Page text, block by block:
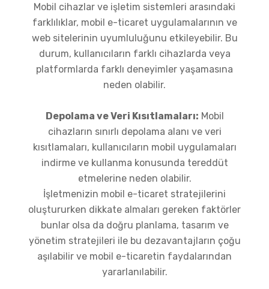
Mobil cihazlar ve işletim sistemleri arasındaki
farklılıklar, mobil e-ticaret uygulamalarının ve
web sitelerinin uyumluluğunu etkileyebilir. Bu
durum, kullanıcıların farklı cihazlarda veya
platformlarda farklı deneyimler yaşamasına
neden olabilir.
Depolama ve Veri Kısıtlamaları: Mobil
cihazların sınırlı depolama alanı ve veri
kısıtlamaları, kullanıcıların mobil uygulamaları
indirme ve kullanma konusunda tereddüt
etmelerine neden olabilir.
İşletmenizin mobil e-ticaret stratejilerini
oluştururken dikkate almaları gereken faktörler
bunlar olsa da doğru planlama, tasarım ve
yönetim stratejileri ile bu dezavantajların çoğu
aşılabilir ve mobil e-ticaretin faydalarından
yararlanılabilir.